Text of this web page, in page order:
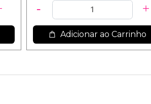
Adicionar ao Carrinho